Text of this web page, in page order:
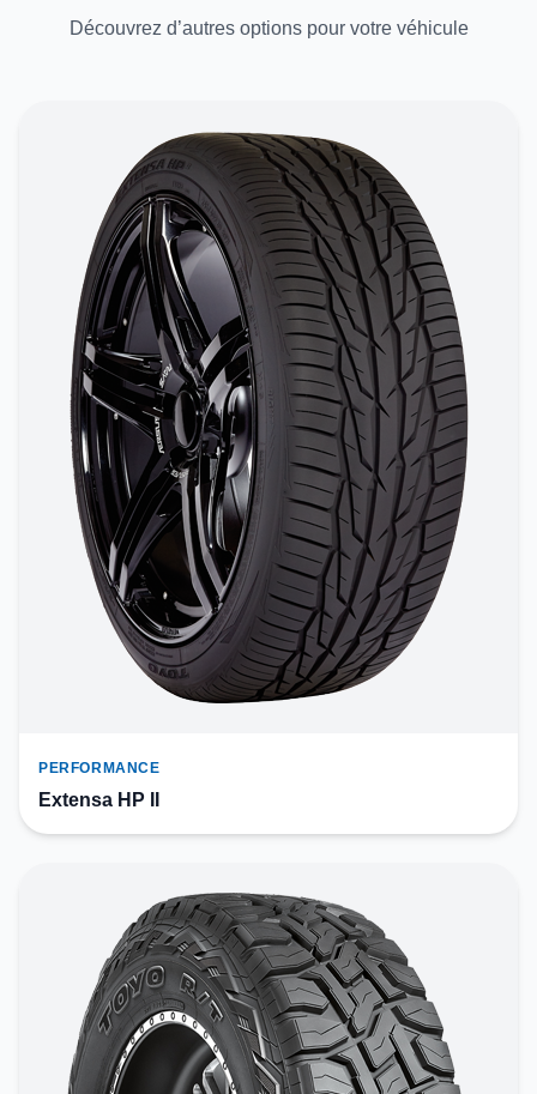
Découvrez d’autres options pour votre véhicule
PERFORMANCE
Extensa HP II